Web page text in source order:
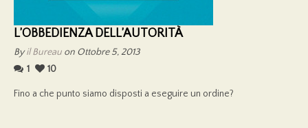
L’OBBEDIENZA DELL’AUTORITÀ
Byil Bureau on Ottobre 5, 2013
1
10
Fino a che punto siamo disposti a eseguire un ordine?